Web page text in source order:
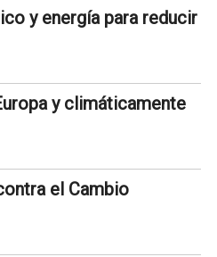
y energía para reducir
y climáticamente
el Cambio